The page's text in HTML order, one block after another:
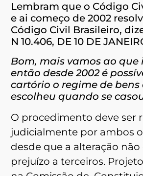
Lembram que o Código
e ai começo de 2002
Código Civil Brasileiro,
N 10.406, DE 10 DE
Bom, mais vamos ao que
então desde 2002 é
cartório o regime de bens
escolheu quando se
O procedimento deve ser
judicialmente por ambos
desde que a alteração não
prejuízo a terceiros.